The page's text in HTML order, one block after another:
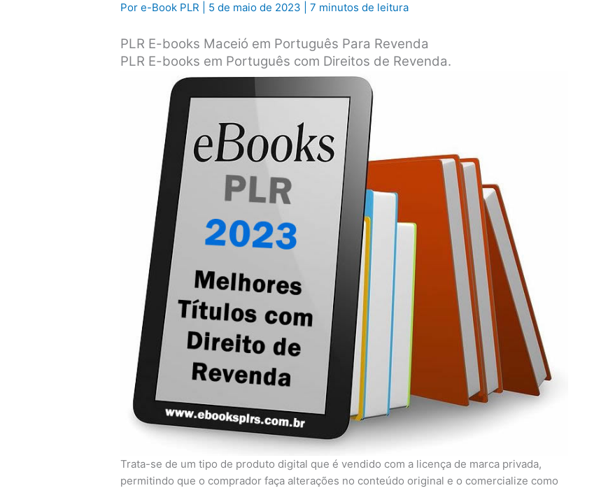
Pore-Book PLR 5 de maio de 2023 |7 minutos de leitura
PLR E-books Maceió em Português Para Revenda
PLR E-books em Português com Direitos de Revenda.
Trata-se de um tipo de produto digital que é vendido com a licença de marca privada,
permitindo que o comprador faça alterações no conteúdo original e o comercialize como